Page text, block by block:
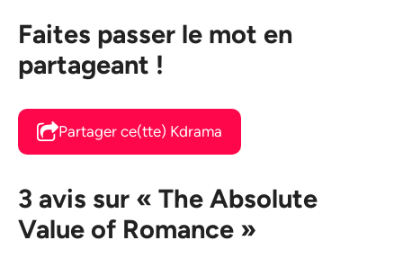
Faites passer le mot en
partageant !
Partager ce(tte) Kdrama
3 avis sur « The Absolute
Value of Romance »